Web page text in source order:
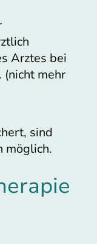
Arztes bei
(nicht mehr
sind
möglich.